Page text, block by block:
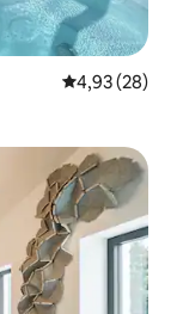
Évaluation
4,93 (28)